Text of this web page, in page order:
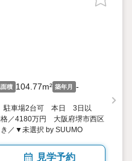
積 104.77m² 築年月 -
駐車場2台可 本日 3日以
4180万円 大阪府堺市西区
／▼未選択 by SUUMO
見学予約